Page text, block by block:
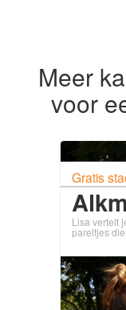
Meer
voor
Gratis
Lisa vertelt
pareltjes